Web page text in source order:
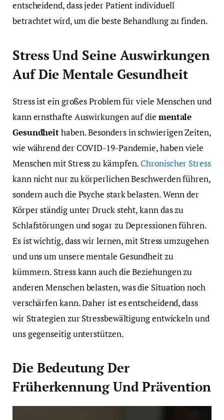
entscheidend, dass jeder Patient individuell
betrachtet wird, um die beste Behandlung zu finden.
Stress Und Seine Auswirkungen
Auf Die Mentale Gesundheit
Stress ist ein großes Problem für viele Menschen und
kann ernsthafte Auswirkungen auf die mentale
Gesundheithaben. Besonders in schwierigen Zeiten,
wie während der COVID-19-Pandemie, haben viele
Menschen mit Stress zu kämpfen. Chronischer Stress
kann nicht nur zu körperlichen Beschwerden führen,
sondern auch die Psyche stark belasten. Wenn der
Körper ständig unter Druck steht, kann das zu
Schlafstörungen und sogar zu Depressionen führen.
Es ist wichtig, dass wir lernen, mit Stress umzugehen
und uns um unsere mentale Gesundheit zu
kümmern. Stress kann auch die Beziehungen zu
anderen Menschen belasten, was die Situation noch
verschärfen kann. Daher ist es entscheidend, dass
wir Strategien zur Stressbewältigung entwickeln und
uns gegenseitig unterstützen.
Die Bedeutung Der
Früherkennung Und Prävention